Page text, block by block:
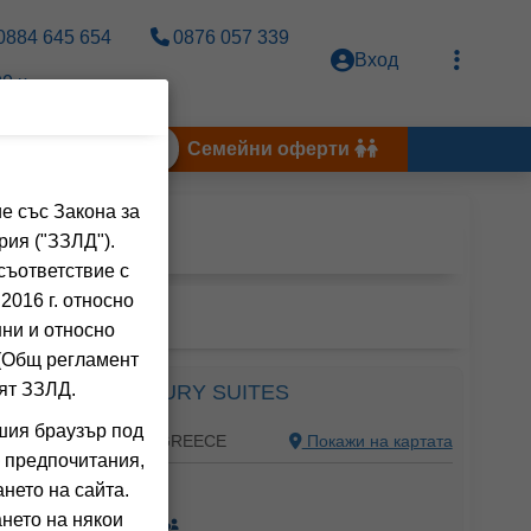
645 654 0876 057 339
ч.
Вход
Семейни оферти
SEASIDE LUXURY SUITES
RIVIERA, GREECE Покажи на картата
на клиенти)
със Закона за
("ЗЗЛД").
с
г. относно
и относно
регламент
ЗЗЛД.
браузър под
на сайта.
на някои